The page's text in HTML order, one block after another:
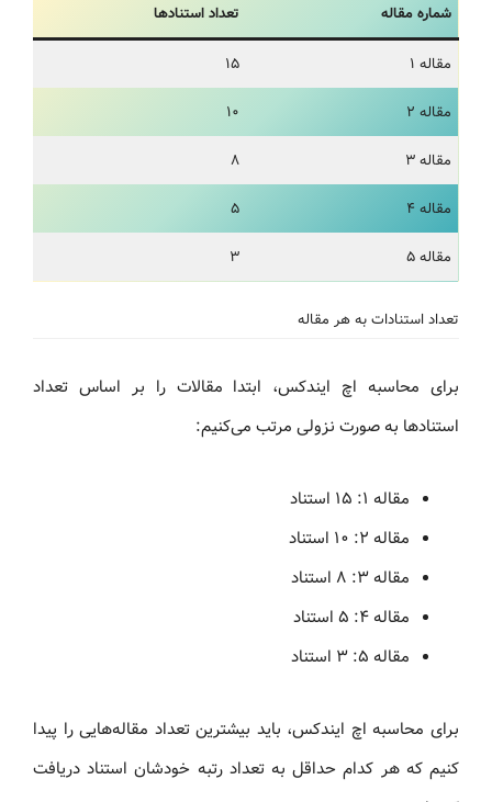
شماره مقاله تعداد استنادها
مقاله ۱ ۱۵
مقاله ۲ ۱۰
مقاله ۳ ۸
مقاله ۴ ۵
مقاله ۵ ۳
تعداد استنادات به هر مقاله
برای محاسبه اچ ایندکس، ابتدا مقالات را بر اساس تعداد
استنادها به صورت نزولی مرتب می‌کنیم:
مقاله ۱: ۱۵ استناد
مقاله ۲: ۱۰ استناد
مقاله ۳: ۸ استناد
مقاله ۴: ۵ استناد
مقاله ۵: ۳ استناد
برای محاسبه اچ ایندکس، باید بیشترین تعداد مقاله‌هایی را پیدا
کنیم که هر کدام حداقل به تعداد رتبه خودشان استناد دریافت